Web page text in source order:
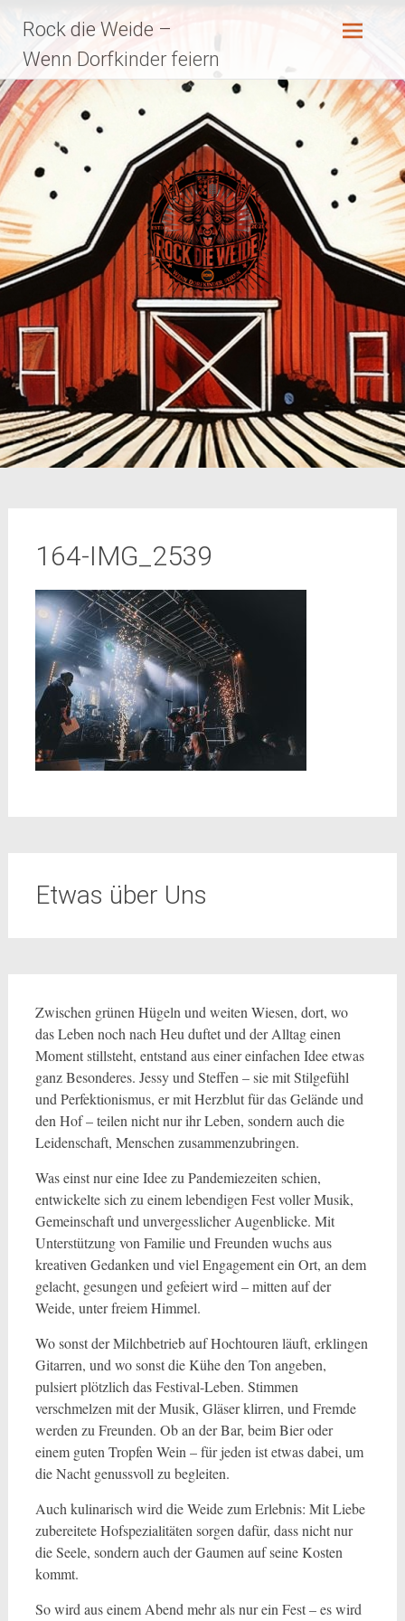
Inhalt
springen
Rock die Weide –
Wenn Dorfkinder feiern
164-IMG_2539
Etwas über Uns
Zwischen grünen Hügeln und weiten Wiesen, dort, wo
das Leben noch nach Heu duftet und der Alltag einen
Moment stillsteht, entstand aus einer einfachen Idee etwas
ganz Besonderes. Jessy und Steffen – sie mit Stilgefühl
und Perfektionismus, er mit Herzblut für das Gelände und
den Hof – teilen nicht nur ihr Leben, sondern auch die
Leidenschaft, Menschen zusammenzubringen.
Was einst nur eine Idee zu Pandemiezeiten schien,
entwickelte sich zu einem lebendigen Fest voller Musik,
Gemeinschaft und unvergesslicher Augenblicke. Mit
Unterstützung von Familie und Freunden wuchs aus
kreativen Gedanken und viel Engagement ein Ort, an dem
gelacht, gesungen und gefeiert wird – mitten auf der
Weide, unter freiem Himmel.
Wo sonst der Milchbetrieb auf Hochtouren läuft, erklingen
Gitarren, und wo sonst die Kühe den Ton angeben,
pulsiert plötzlich das Festival-Leben. Stimmen
verschmelzen mit der Musik, Gläser klirren, und Fremde
werden zu Freunden. Ob an der Bar, beim Bier oder
einem guten Tropfen Wein – für jeden ist etwas dabei, um
die Nacht genussvoll zu begleiten.
Auch kulinarisch wird die Weide zum Erlebnis: Mit Liebe
zubereitete Hofspezialitäten sorgen dafür, dass nicht nur
die Seele, sondern auch der Gaumen auf seine Kosten
kommt.
So wird aus einem Abend mehr als nur ein Fest – es wird